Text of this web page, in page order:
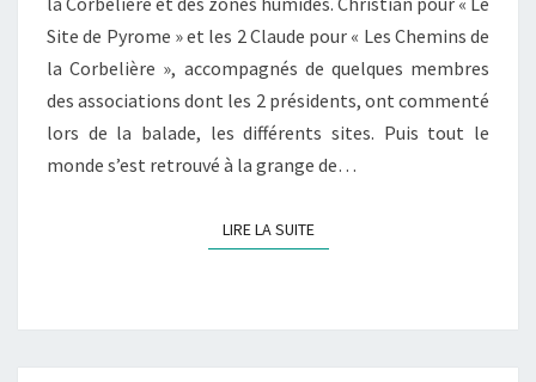
Site de Pyrome » et les 2 Claude pour « Les Chemins de
la Corbelière », accompagnés de quelques membres
des associations dont les 2 présidents, ont commenté
lors de la balade, les différents sites. Puis tout le
monde s’est retrouvé à la grange de…
LIRE LA SUITELIRE LA SUITE